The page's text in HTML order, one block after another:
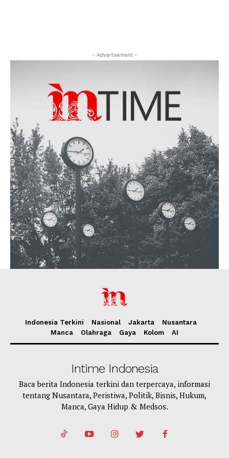
- Advertisement -
Indonesia Terkini Nasional Jakarta
Nusantara
Manca
Olahraga Gaya Kolom AI
Intime Indonesia
Baca berita Indonesia terkini dan terpercaya, informasi
tentang Nusantara, Peristiwa, Politik, Bisnis, Hukum,
Manca, Gaya Hidup & Medsos.